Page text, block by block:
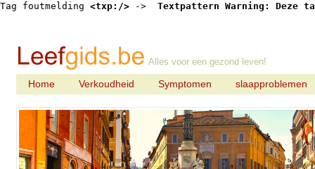
Tag foutmelding <txp:/> -> Textpattern Warning: Deze
Alles voor een gezond leven!
Home Verkoudheid Symptomen slaapproblemen